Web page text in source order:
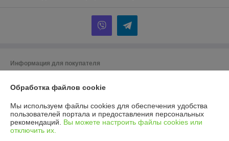
Информация для покупателя
220086 г. Минск ул. Славинского 45/12
Регистрационный номер ЕГР: 193975225
УНП: 193975225
Обработка файлов cookie
Мы используем файлы cookies для обеспечения удобства
пользователей портала и предоставления персональных
рекомендаций. Вы можете настроить файлы cookies или
отключить их.